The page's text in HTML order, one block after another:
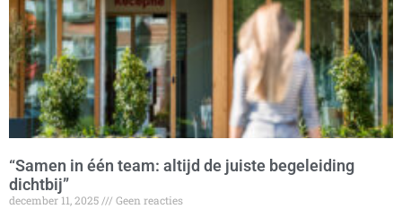
“Samen in één team: altijd de juiste begeleiding
dichtbij”
december 11, 2025
Geen reacties